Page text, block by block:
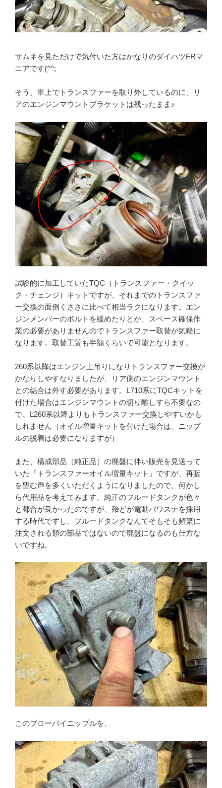
サムネを見ただけで気付いた方はかなりのダイハツFRマ
ニアです(^^;
そう、車上でトランスファーを取り外しているのに、リ
アのエンジンマウントブラケットは残ったまま♪
試験的に加工していたTQC（トランスファー・クイッ
ク・チェンジ）キットですが、それまでのトランスファ
ー交換の面倒くささに比べて相当ラクになります。エン
ジンメンバーのボルトを緩めたりとか、スペース確保作
業の必要がありませんのでトランスファー取替が気軽に
なります。取替工賃も半額くらいで可能となります。
260系以降はエンジン上吊りになりトランスファー交換が
かなりしやすなりましたが、リア側のエンジンマウント
との結合は外す必要があります。L710系にTQCキットを
付けた場合はエンジンマウントの切り離しすら不要なの
で、L260系以降よりもトランスファー交換しやすいかも
しれません（オイル増量キットを付けた場合は、ニップ
ルの脱着は必要になりますが）
また、構成部品（純正品）の廃盤に伴い販売を見送って
いた「トランスファーオイル増量キット」ですが、再販
を望む声を多くいただくようになりましたので、何かし
ら代用品を考えてみます。純正のフルードタンクが色々
と都合が良かったのですが、殆どが電動パワステを採用
する時代ですし、フルードタンクなんてそもそも頻繁に
注文される類の部品ではないので廃盤になるのも仕方な
いですね。
このブローバイニップルを、